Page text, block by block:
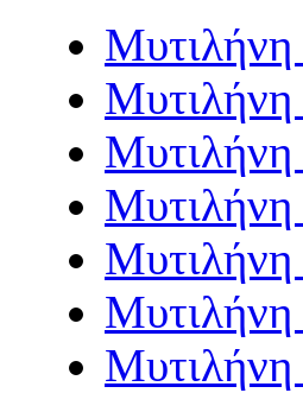
Μυτιλήνη
Μυτιλήνη